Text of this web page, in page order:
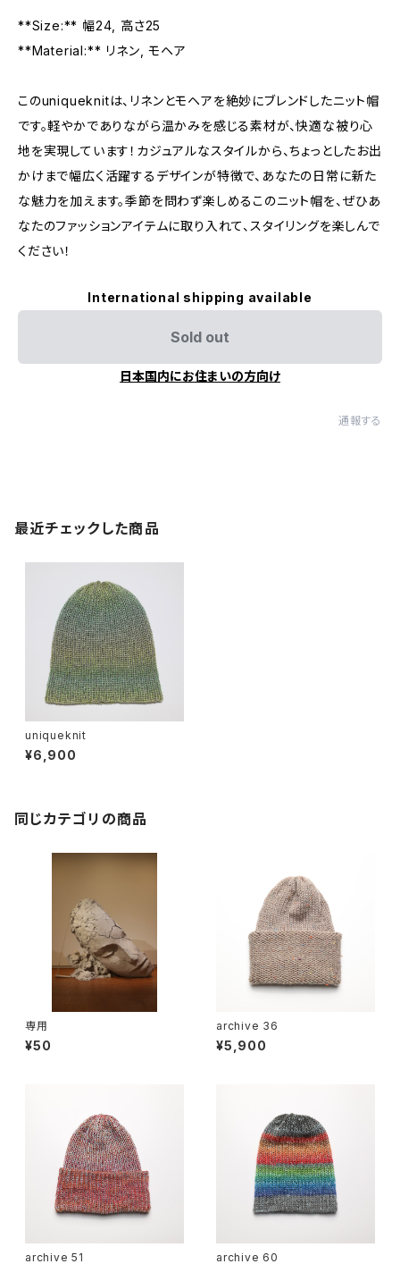
**Size:** 幅24, 高さ25
**Material:** リネン, モヘア
このuniqueknitは、リネンとモヘアを絶妙にブレンドしたニット帽
です。軽やかでありながら温かみを感じる素材が、快適な被り心
地を実現しています！カジュアルなスタイルから、ちょっとしたお出
かけまで幅広く活躍するデザインが特徴で、あなたの日常に新た
な魅力を加えます。季節を問わず楽しめるこのニット帽を、ぜひあ
なたのファッションアイテムに取り入れて、スタイリングを楽しんで
ください！
International shipping available
Sold out
日本国内にお住まいの方向け
通報する
最近チェックした商品
uniqueknit
¥6,900
同じカテゴリの商品
専用
¥50
archive 36
¥5,900
archive 51 archive 60